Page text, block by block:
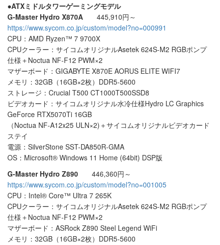
●ATXミドルタワーゲーミングモデル
G-Master Hydro X870A 445,910円～
https://www.sycom.co.jp/custom/model?no=000991
CPU：AMD Ryzen™ 7 9700X
CPUクーラー：サイコムオリジナルAsetek 624S-M2 RGBポンプ
仕様＋Noctua NF-F12 PWM×2
マザーボード：GIGABYTE X870E AORUS ELITE WIFI7
メモリ：32GB（16GB×2枚）DDR5-5600
ストレージ：Crucial T500 CT1000T500SSD8
ビデオカード：サイコムオリジナル水冷仕様Hydro LC Graphics
GeForce RTX5070Ti 16GB
（Noctua NF-A12x25 ULN×2)＋サイコムオリジナルビデオカード
ステイ
電源：SilverStone SST-DA850R-GMA
OS：Microsoft® Windows 11 Home (64bit) DSP版
G-Master Hydro Z890
446,360円～
https://www.sycom.co.jp/custom/model?no=001005
CPU：Intel® Core™ Ultra 7 265K
CPUクーラー：サイコムオリジナルAsetek 624S-M2 RGBポンプ
仕様＋Noctua NF-F12 PWM×2
マザーボード：ASRock Z890 Steel Legend WiFi
メモリ：32GB（16GB×2枚）DDR5-5600